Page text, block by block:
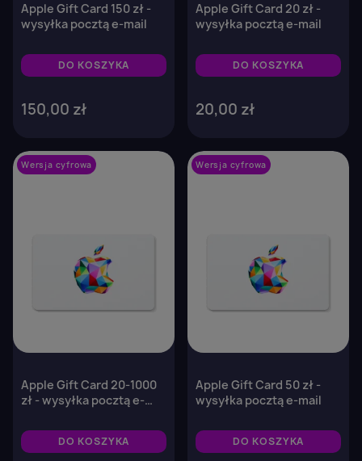
Apple Gift Card 150 zł -
wysyłka pocztą e-mail
DO KOSZYKA
150,00 zł
Apple Gift Card 20 zł -
wysyłka pocztą e-mail
DO KOSZYKA
20,00 zł
Wersja cyfrowa
Apple Gift Card 20-1000
zł - wysyłka pocztą e-
DO KOSZYKA
Wersja cyfrowa
Apple Gift Card 50 zł -
wysyłka pocztą e-mail
DO KOSZYKA